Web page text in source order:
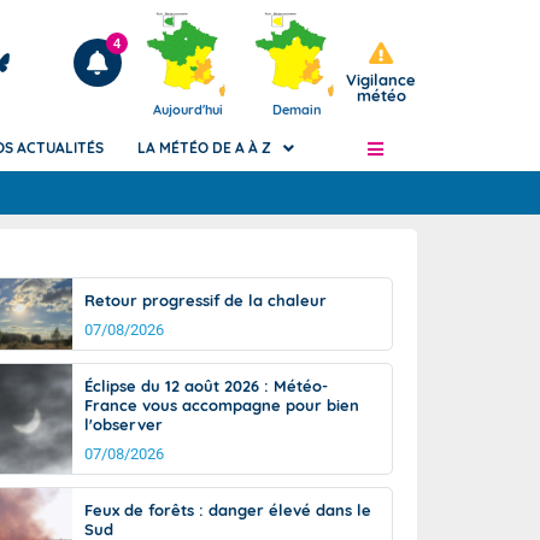
Articles
4
Aujourd'hui Demain
Vigilance
météo
de
Phénomènes dangereux de J+2 à J+7
Avertissement pluies intenses à l'échelle
des communes (Apic)
Bulletins Marine
Bulletins d'estimation du risque
d'avalanche
Météo des forêts
Vigicrues
ACTUALITÉS LA MÉTÉO DE A À Z
Retour progressif de la chaleur
07/08/2026
Éclipse du 12 août 2026 : Météo-
France vous accompagne pour bien
l'observer
07/08/2026
Feux de forêts : danger élevé dans le
Sud